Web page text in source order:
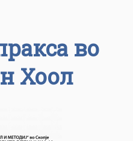
во
Хоол